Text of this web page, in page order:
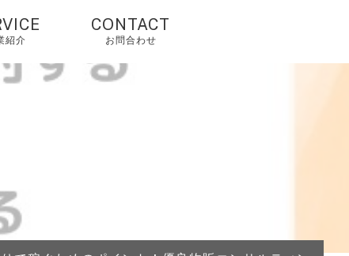
紹介
入代行・タオ
で2%OFF）
OEM・OEM代行
CONTACT
お問合わせ